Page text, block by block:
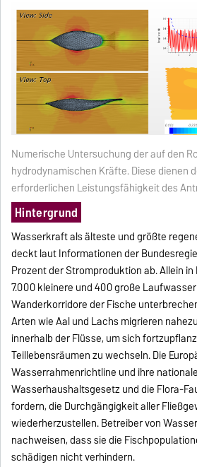
Numerische Untersuchung der auf den
hydrodynamischen Kräfte. Diese dienen
erforderlichen Leistungsfähigkeit des
Hintergrund
Wasserkraft als älteste und größte
deckt laut Informationen der
Prozent der Stromproduktion ab. Allein
7.000 kleinere und 400 große
Wanderkorridore der Fische
Arten wie Aal und Lachs migrieren
innerhalb der Flüsse, um sich
Teillebensräumen zu wechseln. Die
Wasserrahmenrichtline und ihre
Wasserhaushaltsgesetz und die Flora-
fordern, die Durchgängigkeit aller
wiederherzustellen. Betreiber von
nachweisen, dass sie die
schädigen nicht verhindern.